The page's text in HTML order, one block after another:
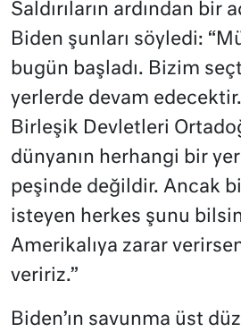
Saldırıların ardından bir
Biden şunları söyledi:
bugün başladı. Bizim
yerlerde devam
Birleşik Devletleri
dünyanın herhangi bir
peşinde değildir. Ancak
isteyen herkes şunu
Amerikalıya zarar
veririz.”
Biden’ın savunma üst